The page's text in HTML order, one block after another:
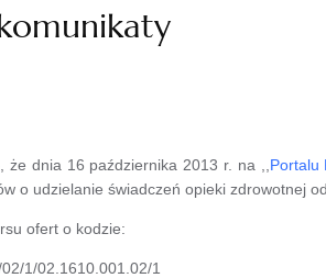
dnia 16 października 2013 r. na ,, Portalu
o udzielanie świadczeń opieki zdrowotnej
ofert o kodzie:
1/02.1610.001.02/1